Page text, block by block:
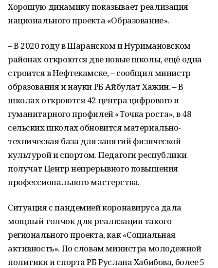
Хорошую динамику показывает реализация
национального проекта «Образование».
– В 2020 году в Шаранском и Нуримановском
районах откроются две новые школы, ещё одна
строится в Нефтекамске, – сообщил министр
образования и науки РБ Айбулат Хажин. – В
школах откроются 42 центра цифрового и
гуманитарного профилей «Точка роста», в 48
сельских школах обновится материально-
техническая база для занятий физической
культурой и спортом. Педагоги республики
получат Центр непрерывного повышения
профессионального мастерства.
Ситуация с пандемией коронавируса дала
мощный толчок для реализации такого
регионального проекта, как «Социальная
активность». По словам министра молодежной
политики и спорта РБ Руслана Хабибова, более 5